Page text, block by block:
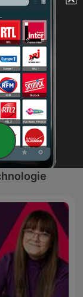
semaine Apple)